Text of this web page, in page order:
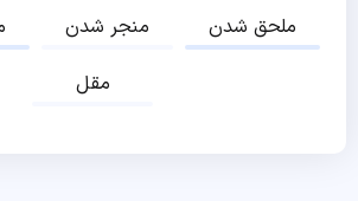
منجر شدن
ملحق شدن
مقل